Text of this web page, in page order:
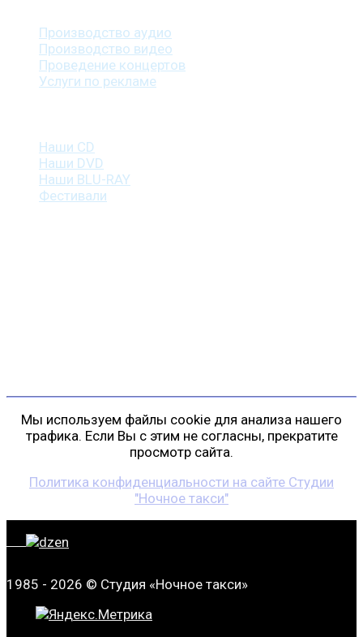
Производство аудио
Производство видео
Проведение концертов
Услуги по рекламе
Наши CD
Наши DVD
Наши BLU-RAY
Фестивали
Мы используем файлы cookie для анализа нашего
трафика. Если Вы с этим не согласны, прекратите
просмотр сайта.
Политика конфиденциальности на сайте Студии
"Ночное такси"
1985 - 2026 © Студия «Ночное такси»